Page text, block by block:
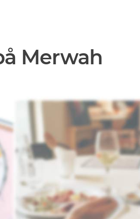
Merwah